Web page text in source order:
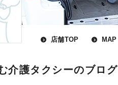
介護タクシーのブログ
店舗TOP MAP